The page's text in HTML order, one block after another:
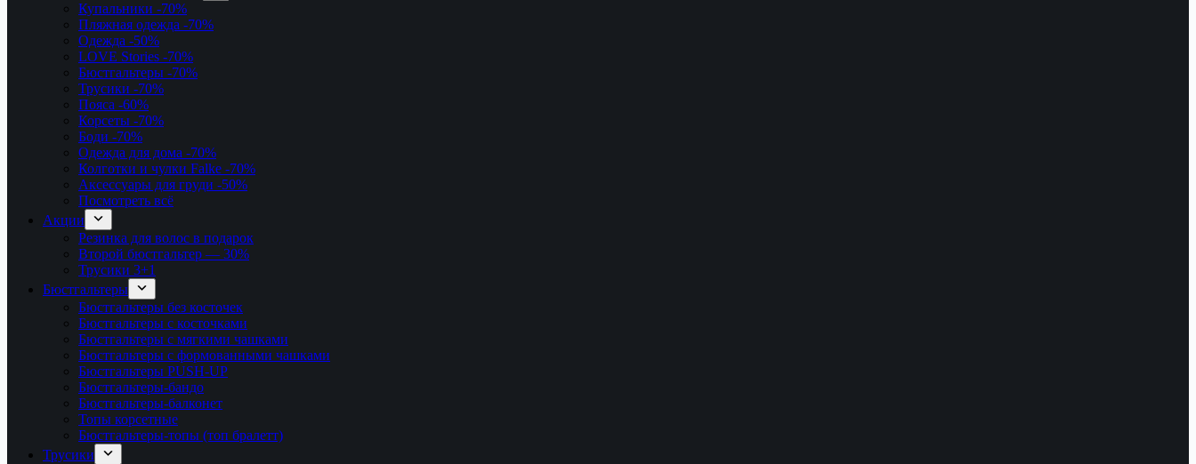
Купальники -70%
Пляжная одежда -70%
Одежда -50%
LOVE Stories -70%
Бюстгальтеры -70%
Трусики -70%
Пояса -60%
Корсеты -70%
Боди -70%
Одежда для дома -70%
Колготки и чулки Falke -70%
Аксессуары для груди -50%
Посмотреть всё
Акции
Резинка для волос в подарок
Второй бюстгальтер — 30%
Трусики 3+1
Бюстгальтеры
Бюстгальтеры без косточек
Бюстгальтеры с косточками
Бюстгальтеры с мягкими чашками
Бюстгальтеры с формованными чашками
Бюстгальтеры PUSH-UP
Бюстгальтеры-бандо
Бюстгальтеры-балконет
Топы корсетные
Бюстгальтеры-топы (топ бралетт)
Трусики